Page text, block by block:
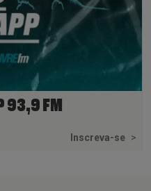
93,9 FM
Inscreva-se >